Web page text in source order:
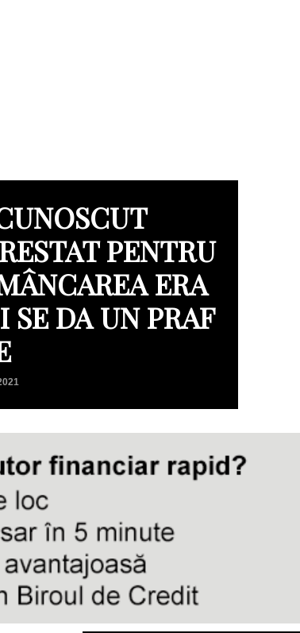
PENTRU
ERA
SE DA UN PRAF